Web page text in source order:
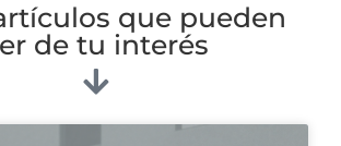
que pueden
de tu interés